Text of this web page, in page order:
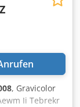
, Gravicolor
Ii Tebrekr